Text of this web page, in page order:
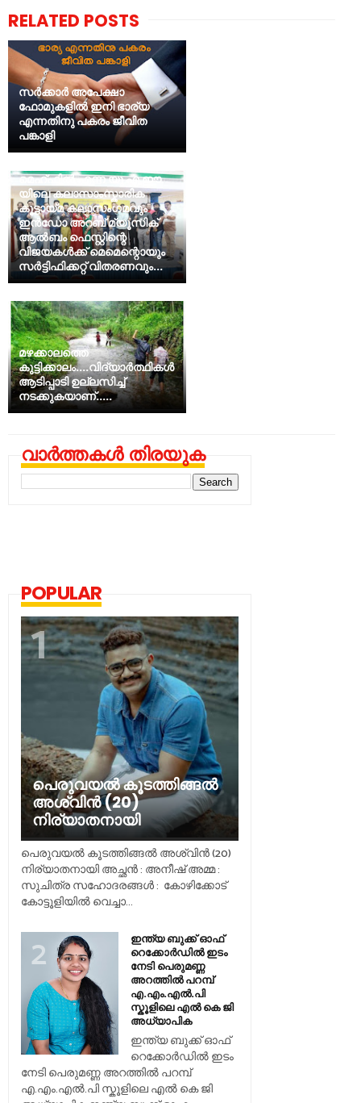
RELATED POSTS
സര്‍ക്കാര്‍ അപേക്ഷാ
ഫോമുകളില്‍ ഇനി ഭാര്യ
എന്നതിനു പകരം ജീവിത
പങ്കാളി
മെഹ്ഫിൽ എന്ന യു എ ഈ
യിലെ കലാസാംസ്കാരിക
കൂട്ടായ്മ കലാസംഗമവും
ഇൻഡോ അറബ് മ്യൂസിക്
ആൽബം ഫെസ്റ്റിന്റെ
വിജയകൾക്ക് മെമെന്റൊയും
സർട്ടിഫിക്കറ്റ് വിതരണവും...
മഴക്കാലത്തെ
കുട്ടിക്കാലം....വിദ്യാർത്ഥികൾ
ആടിപ്പാടി ഉല്ലസിച്ച്
നടക്കുകയാണ്.....
വാർത്തകൾ തിരയുക
POPULAR
പെരുവയൽ കൂടത്തിങ്ങൽ
അശ്വിൻ (20)
നിര്യാതനായി
പെരുവയൽ കൂടത്തിങ്ങൽ അശ്വിൻ (20)
നിര്യാതനായി അച്ഛൻ : അനീഷ് അമ്മ :
സുചിത്ര സഹോദരങ്ങൾ : കോഴിക്കോട്
കോട്ടൂളിയിൽ വെച്ചാ...
ഇന്ത്യ ബുക്ക് ഓഫ്
റെക്കോർഡിൽ ഇടം
നേടി പെരുമണ്ണ
അറത്തിൽ പറമ്പ്
എ.എം.എൽ.പി
സ്കൂളിലെ എൽ കെ ജി
അധ്യാപിക
ഇന്ത്യ ബുക്ക് ഓഫ്
റെക്കോർഡിൽ ഇടം
നേടി പെരുമണ്ണ അറത്തിൽ പറമ്പ്
എ.എം.എൽ.പി സ്കൂളിലെ എൽ കെ ജി